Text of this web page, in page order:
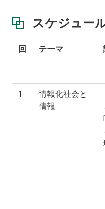
スケジュー
回 テーマ
1
情報化社会と
情報